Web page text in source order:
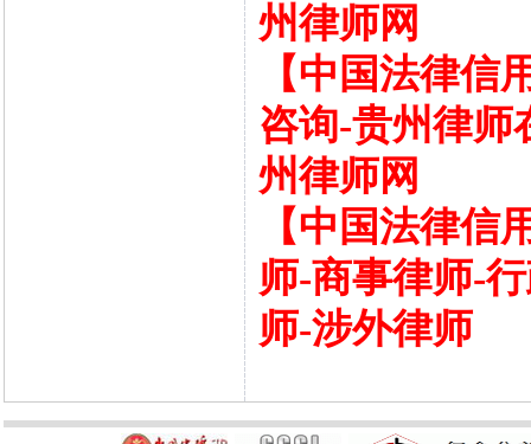
州律师网
【中国法律信
咨询-贵州律师
州律师网
【中国法律信
师-商事律师-
师-涉外律师